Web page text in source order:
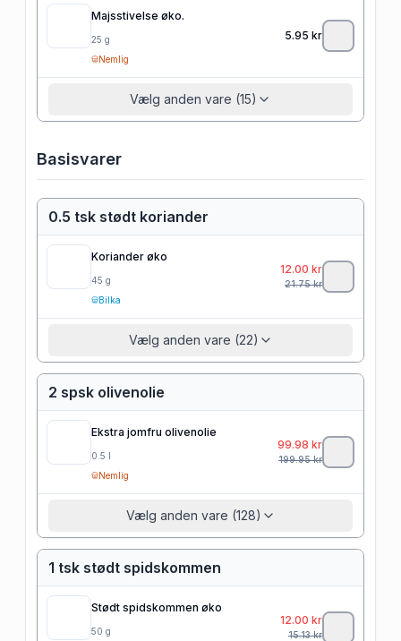
Majsstivelse øko.
25 g
Nemlig
5.95 kr
Vælg anden vare (15)
Basisvarer
0.5 tsk stødt koriander
Koriander øko
45 g
Bilka
12.00 kr
21.75kr
Vælg anden vare (22)
2 spsk olivenolie
Ekstra jomfru olivenolie
0.5 l
Nemlig
99.98 kr
199.95kr
Vælg anden vare (128)
1 tsk stødt spidskommen
Stødt spidskommen øko
50 g
12.00 kr
15.13kr